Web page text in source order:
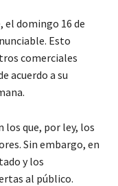
el domingo 16 de
Esto
comerciales
acuerdo a su
los que, por ley, los
Sin embargo, en
y los
al público.